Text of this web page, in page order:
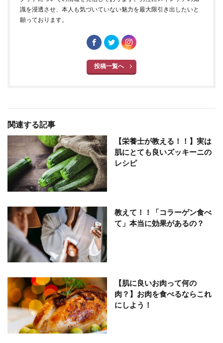
識を浸透させ、本人も気づいていない魅力を最大限引き出したいと
願っております。
投稿一覧へ
関連する記事
【栄養士が教える！！】実は
肌にとても良いズッキーニの
レシピ
教えて！！「コラーゲン食べ
て」本当に効果があるの？
【肌に良いお肉って何の
肉？】お肉を食べるならこれ
にしよう！